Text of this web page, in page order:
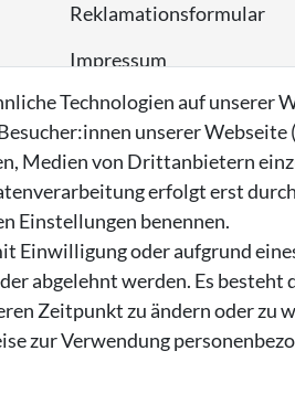
Reklamationsformular
Impressum
Datenschutzerklärung
Technologien auf unserer
unserer Webseite
Medien von Drittanbietern
erfolgt erst
Einstellungen benennen.
Einwilligung oder aufgrund
abgelehnt werden. Es besteht
Zeitpunkt zu ändern oder zu
zur Verwendung